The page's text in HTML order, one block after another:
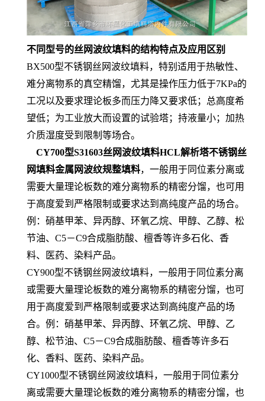
不同型号的丝网波纹填料的结构特点及应用区别
BX500型不锈钢丝网波纹填料，特别适用于热敏性、
难分离物系的真空精馏，尤其是操作压力低于7KPa的
工况以及要求理论板多而压力降又要求低；总高度希
望低；为工业放大而设置的试验塔；持液量小；加热
介质湿度受到限制等场合。
CY700型S31603丝网波纹填料HCL解析塔不锈钢丝
网填料金属网波纹规整填料，一般用于同位素分离或
需要大量理论板数的难分离物系的精密分馏，也可用
于高度爱到严格限制或要求达到高纯度产品的场合。
例：硝基甲苯、异丙醇、环氧乙烷、甲醇、乙醇、松
节油、C5－C9合成脂肪酸、檀香等许多石化、香
料、医药、染料产品。
CY900型不锈钢丝网波纹填料，一般用于同位素分离
或需要大量理论板数的难分离物系的精密分馏，也可
用于高度爱到严格限制或要求达到高纯度产品的场
合。例：硝基甲苯、异丙醇、环氧乙烷、甲醇、乙
醇、松节油、C5－C9合成脂肪酸、檀香等许多石
化、香料、医药、染料产品。
CY1000型不锈钢丝网波纹填料，一般用于同位素分
离或需要大量理论板数的难分离物系的精密分馏，也